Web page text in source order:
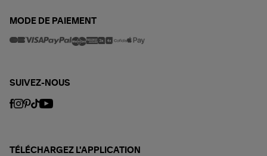
MODE DE PAIEMENT
SUIVEZ-NOUS
TÉLÉCHARGEZ L'APPLICATION